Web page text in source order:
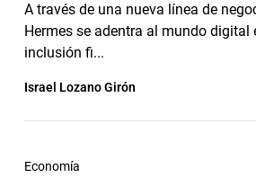
A través de una nueva línea de
Hermes se adentra al mundo
inclusión fi...
Israel Lozano Girón
Economía